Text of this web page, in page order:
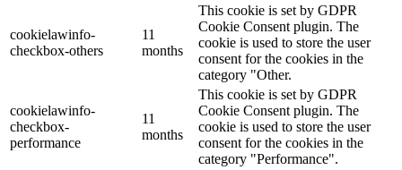
cookielawinfo-
checkbox-others
11
months
This cookie is set by GDPR
Cookie Consent plugin. The
cookie is used to store the user
consent for the cookies in the
category "Other.
cookielawinfo-
checkbox-
performance
11
months
This cookie is set by GDPR
Cookie Consent plugin. The
cookie is used to store the user
consent for the cookies in the
category "Performance".